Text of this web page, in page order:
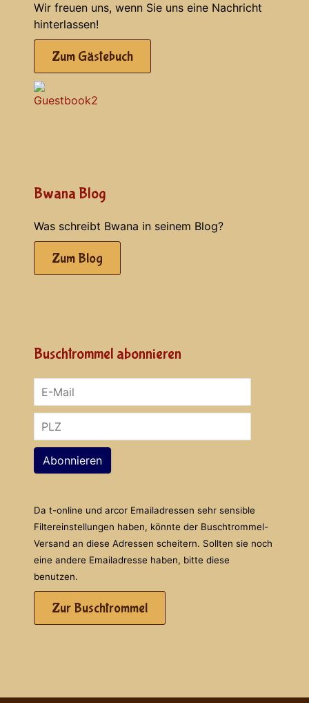
Wir freuen uns, wenn Sie uns eine Nachricht
hinterlassen!
Zum Gästebuch
Bwana Blog
Was schreibt Bwana in seinem Blog?
Zum Blog
Buschtrommel abonnieren
Abonnieren
Da t-online und arcor Emailadressen sehr sensible
Filtereinstellungen haben, könnte der Buschtrommel-
Versand an diese Adressen scheitern. Sollten sie noch
eine andere Emailadresse haben, bitte diese
benutzen.
Zur Buschtrommel